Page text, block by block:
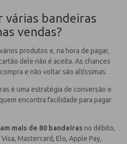
várias bandeiras
vendas?
produtos e, na hora de pagar,
dele não é aceita. As chances
e não voltar são altíssimas.
é uma estratégia de conversão e
encontra facilidade para pagar
mais de 80 bandeirasno débito,
Mastercard, Elo, Apple Pay,